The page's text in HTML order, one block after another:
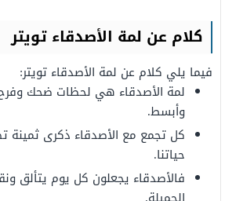
كلام عن لمة الأصدقاء تويتر
فيما يلي كلام عن لمة الأصدقاء تويتر:
لمة الأصدقاء هي لحظات ضحك
وأبسط.
كل تجمع مع الأصدقاء ذكرى ثمينة
حياتنا.
فالأصدقاء يجعلون كل يوم يتألق